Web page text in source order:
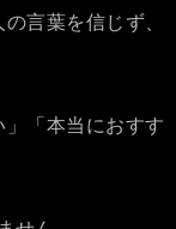
言葉を信じず、
」「本当におすす